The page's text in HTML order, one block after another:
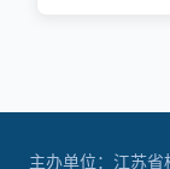
主办单位：江苏省